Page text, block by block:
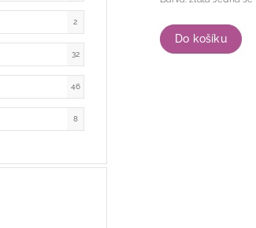
2
32
46
8
Do košíku